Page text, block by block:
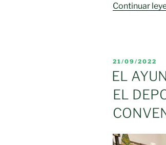
Continuar
PUBLICADO
EL
21/09/2022
EL
EL